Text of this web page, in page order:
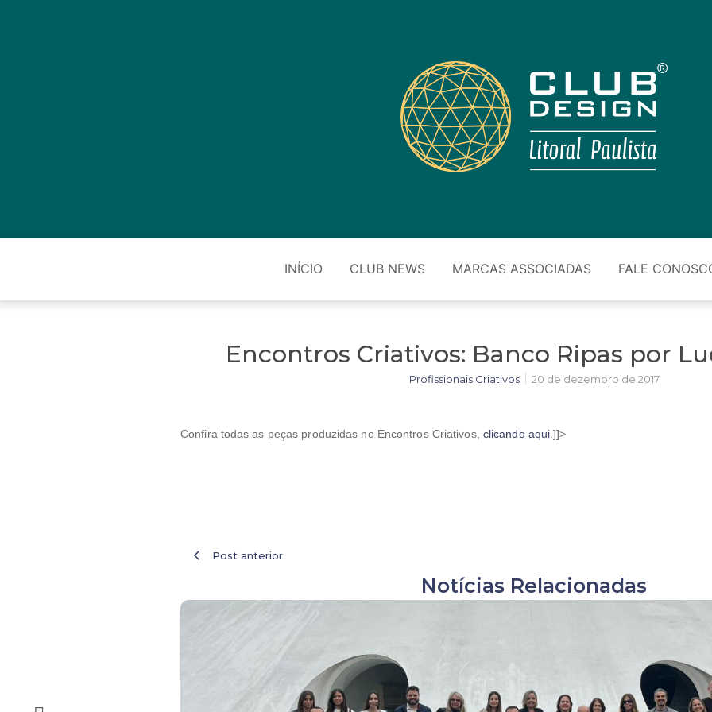
INÍCIO CLUB NEWS MARCAS ASSOCIADAS FALE
Encontros Criativos: Banco Ripas por
Profissionais Criativos 20 de dezembro de 2017
Confira todas as peças produzidas no Encontros Criativos, clicando aqui .]]>
Post anterior
Notícias Relacionadas